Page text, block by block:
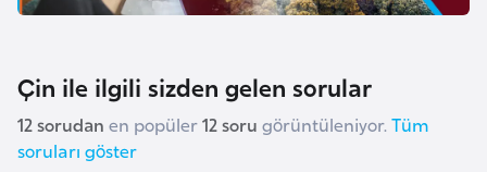
Çin ile ilgili sizden gelen sorular
12 sorudan en popüler12 soru görüntüleniyor. Tüm
soruları göster
u
n